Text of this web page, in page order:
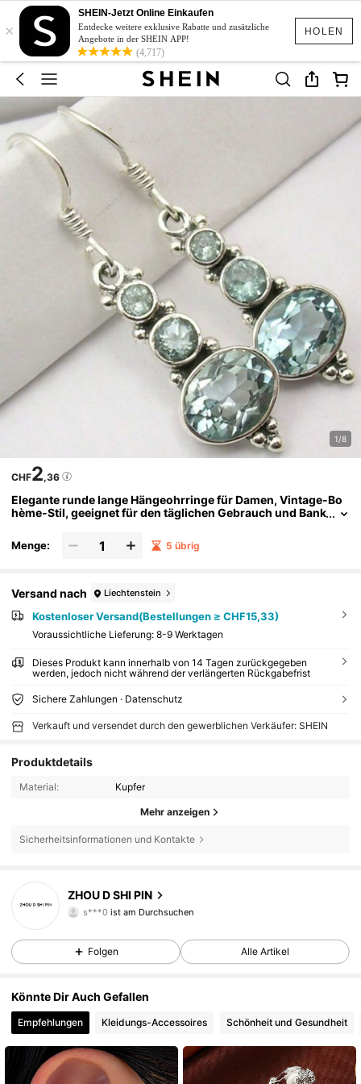
HOLEN
×
SHEIN-Jetzt Online Einkaufen
Entdecke weitere exklusive Rabatte und zusätzliche
Angebote in der SHEIN APP!
(4,717)
1/8
CHF2,36
Elegante runde lange Hängeohrringe für Damen, Vintage-Bo
hème-Stil, geeignet für den täglichen Gebrauch und Bank
Menge: 5 übrig
Versand nach Liechtenstein
Kostenloser Versand(Bestellungen ≥ CHF15,33)
Voraussichtliche Lieferung: 8-9 Werktagen
Dieses Produkt kann innerhalb von 14 Tagen zurückgegeben
werden, jedoch nicht während der verlängerten Rückgabefrist
Sichere Zahlungen · Datenschutz
Verkauft und versendet durch den gewerblichen Verkäufer: SHEIN
Produktdetails
Material: Kupfer
Mehr anzeigen
Sicherheitsinformationen und Kontakte
ZHOU D SHI PIN
s***0ist am Durchsuchen
4,92
19 Follower
4,92 19 Follower
4,92 19 Follower
19 Follower
Folgen Alle Artikel
Könnte Dir Auch Gefallen
Empfehlungen Kleidungs-Accessoires Schönheit und Gesundheit